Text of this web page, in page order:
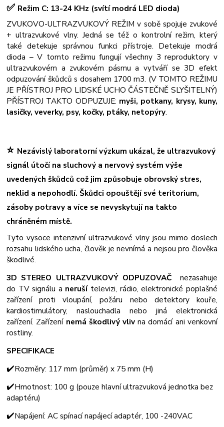
✅ Režim C: 13-24 KHz (svítí modrá LED dioda)
ZVUKOVO-ULTRAZVUKOVÝ REŽIM v sobě spojuje zvukové
+ ultrazvukové vlny. Jedná se též o kontrolní režim, který
také detekuje správnou funkci přístroje. Detekuje modrá
dioda – V tomto režimu fungují všechny 3 reproduktory v
ultrazvukovém a zvukovém pásmu a vytváří se 3D efekt
odpuzování škůdců s dosahem 1700 m3. (V TOMTO REŽIMU
JE PŘÍSTROJ PRO LIDSKÉ UCHO ČÁSTEČNĚ SLYŠITELNÝ)
PŘÍSTROJ TAKTO ODPUZUJE: myši, potkany, krysy, kuny,
lasičky, veverky, psy, kočky, ptáky, netopýry.
⭐ Nezávislý laboratorní výzkum ukázal, že ultrazvukový
signál útočí na sluchový a nervový systém výše
uvedených škůdců což jim způsobuje obrovský stres,
neklid a nepohodlí. Škůdci opouštějí své teritorium,
zásoby potravy a více se nevyskytují na takto
chráněném místě.
Tyto vysoce intenzivní ultrazvukové vlny jsou mimo doslech
rozsahu lidského ucha, člověk je nevnímá a nejsou pro člověka
škodlivé.
3D STEREO ULTRAZVUKOVÝ ODPUZOVAČ
nezasahuje
do TV signálu a neruší televizi, rádio, elektronické poplašné
zařízení proti vloupání, požáru nebo detektory kouře,
kardiostimulátory, naslouchadla nebo jiná elektronická
zařízení. Zařízení nemá škodlivý vlivna domácí ani venkovní
rostliny.
SPECIFIKACE
✔️Rozměry: 117 mm (průměr) x 75 mm (H)
✔️Hmotnost: 100 g (pouze hlavní ultrazvuková jednotka bez
adaptéru)
✔️Napájení: AC spínací napájecí adaptér, 100 -240VAC